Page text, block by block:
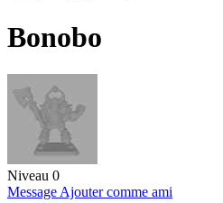
Bonobo
Niveau 0
Message Ajouter comme ami